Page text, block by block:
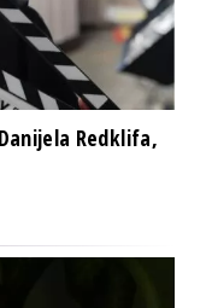
Redklifa,